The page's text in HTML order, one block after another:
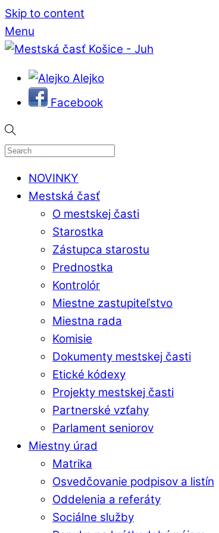
Skip to content
Menu
Alejko
Facebook
NOVINKY
Mestská časť
O mestskej časti
Starostka
Zástupca starostu
Prednostka
Kontrolór
Miestne zastupiteľstvo
Miestna rada
Komisie
Dokumenty mestskej časti
Etické kódexy
Projekty mestskej časti
Partnerské vzťahy
Parlament seniorov
Miestny úrad
Matrika
Osvedčovanie podpisov a listín
Oddelenia a referáty
Sociálne služby